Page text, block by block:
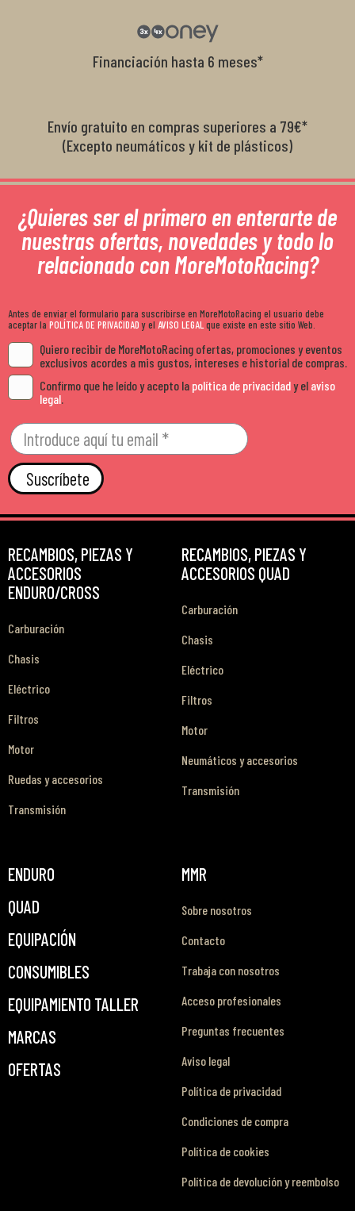
Financiación hasta 6 meses*
Envío gratuito en compras superiores a 79€*
(Excepto neumáticos y kit de plásticos)
¿Quieres ser el primero en enterarte de
nuestras ofertas, novedades y todo lo
relacionado con MoreMotoRacing?
Antes de enviar el formulario para suscribirse en MoreMotoRacing el usuario debe
aceptar la POLÍTICA DE PRIVACIDADy el AVISO LEGALque existe en este sitio Web.
Quiero recibir de MoreMotoRacing ofertas, promociones y eventos
exclusivos acordes a mis gustos, intereses e historial de compras.
Confirmo que he leído y acepto la política de privacidady el aviso
legal
Suscríbete
RECAMBIOS, PIEZAS Y
ACCESORIOS
ENDURO/CROSS
Carburación
Chasis
Eléctrico
Filtros
Motor
Ruedas y accesorios
Transmisión
RECAMBIOS, PIEZAS Y
ACCESORIOS QUAD
Carburación
Chasis
Eléctrico
Filtros
Motor
Neumáticos y accesorios
Transmisión
ENDURO
QUAD
EQUIPACIÓN
CONSUMIBLES
EQUIPAMIENTO TALLER
MARCAS
OFERTAS
MMR
Sobre nosotros
Contacto
Trabaja con nosotros
Acceso profesionales
Preguntas frecuentes
Aviso legal
Política de privacidad
Condiciones de compra
Política de cookies
Política de devolución y reembolso